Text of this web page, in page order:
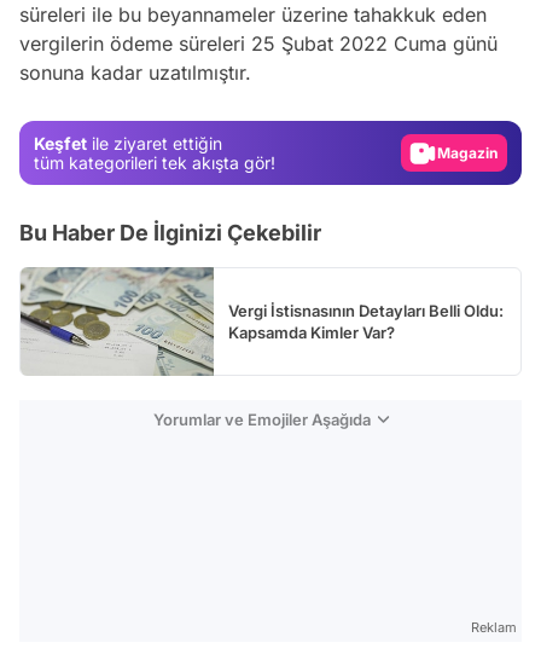
süreleri ile bu beyannameler üzerine tahakkuk eden
vergilerin ödeme süreleri 25 Şubat 2022 Cuma günü
sonuna kadar uzatılmıştır.
Keşfet ile ziyaret ettiğin
tüm kategorileri tek akışta gör!
Video
Magazin
Bu Haber De İlginizi Çekebilir
Vergi İstisnasının Detayları Belli Oldu:
Kapsamda Kimler Var?
Yorumlar ve Emojiler Aşağıda
Reklam